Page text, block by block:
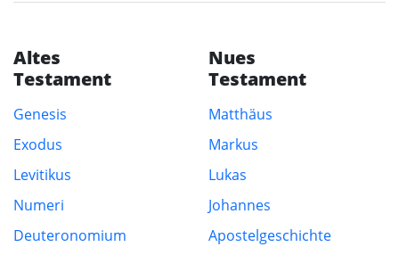
Altes
Testament
Genesis
Exodus
Levitikus
Numeri
Deuteronomium
Nues
Testament
Matthäus
Markus
Lukas
Johannes
Apostelgeschichte